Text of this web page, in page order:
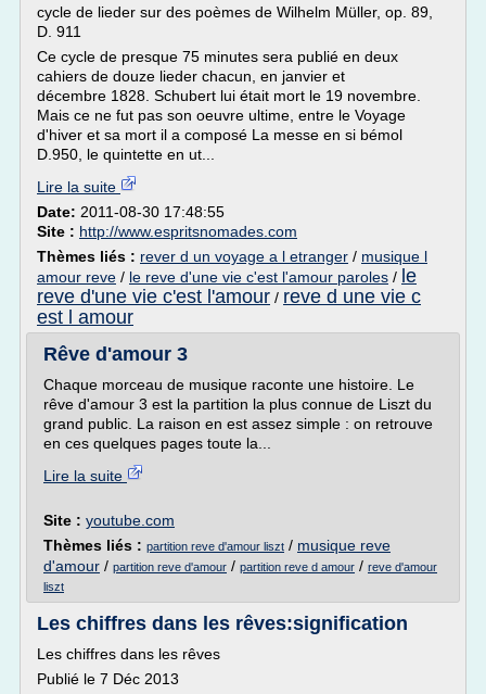
cycle de lieder sur des poèmes de Wilhelm Müller, op. 89,
D. 911
Ce cycle de presque 75 minutes sera publié en deux
cahiers de douze lieder chacun, en janvier et
décembre 1828. Schubert lui était mort le 19 novembre.
Mais ce ne fut pas son oeuvre ultime, entre le Voyage
d'hiver et sa mort il a composé La messe en si bémol
D.950, le quintette en ut...
Lire la suite
Date: 2011-08-30 17:48:55
Site : http://www.espritsnomades.com
Thèmes liés : rever d un voyage a l etranger / musique l
amour reve / le reve d'une vie c'est l'amour paroles / le
reve d'une vie c'est l'amour / reve d une vie c
est l amour
Rêve d'amour 3
Chaque morceau de musique raconte une histoire. Le
rêve d'amour 3 est la partition la plus connue de Liszt du
grand public. La raison en est assez simple : on retrouve
en ces quelques pages toute la...
Lire la suite
Site : youtube.com
Thèmes liés : partition reve d'amour liszt / musique reve
d'amour / partition reve d'amour / partition reve d amour / reve d'amour
liszt
Les chiffres dans les rêves:signification
Les chiffres dans les rêves
Publié le 7 Déc 2013